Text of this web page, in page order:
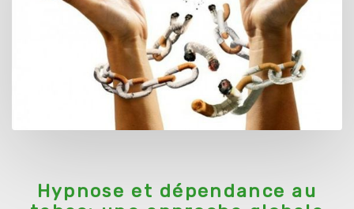
Hypnose et dépendance au